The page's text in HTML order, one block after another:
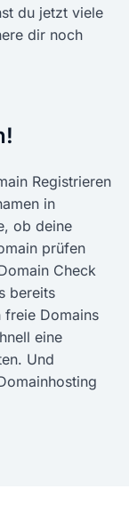
du jetzt viele
dir noch
Registrieren
in
ob deine
prüfen
Check
bereits
freie Domains
eine
Und